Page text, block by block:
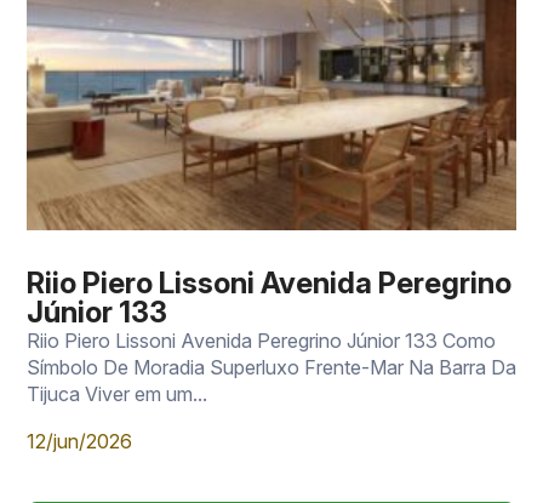
Riio Piero Lissoni Avenida Peregrino
Júnior 133
Riio Piero Lissoni Avenida Peregrino Júnior 133 Como
Símbolo De Moradia Superluxo Frente-Mar Na Barra Da
Tijuca Viver em um...
12/jun/2026